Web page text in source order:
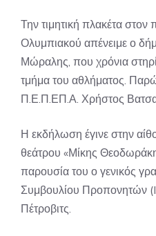
Την τιμητική πλακέτα
Ολυμπιακού απένειμε ο
Μώραλης, που χρόνια
τμήμα του αθλήματος.
Π.Ε.Π.ΕΠ.Α. Χρήστος
Η εκδήλωση έγινε στην
θεάτρου «Μίκης
παρουσία του ο γενικός
Συμβουλίου Προπονητών
Πέτροβιτς.